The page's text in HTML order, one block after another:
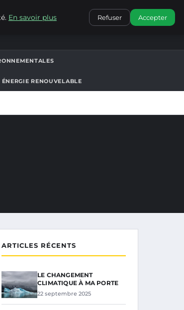
CONTACT
ÉNERGIE RENOUVELABLE
ARTICLES RÉCENTS
LE CHANGEMENT
CLIMATIQUE À MA PORTE
22 septembre 2025
En savoir plus Refuser Accepter